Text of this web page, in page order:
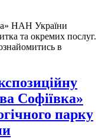
НАН України
та окремих послуг.
в
Софіївка»
парку